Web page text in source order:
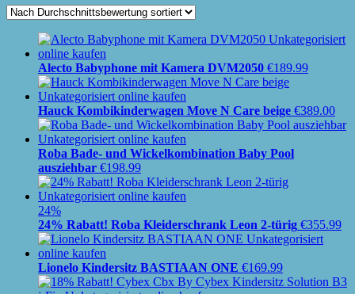
Alecto Babyphone mit Kamera DVM2050 €189.99
Hauck Kombikinderwagen Move N Care beige €389.00
Roba Bade- und Wickelkombination Baby Pool
ausziehbar €198.99
24%
24% Rabatt! Roba Kleiderschrank Leon 2-türig €355.99
Lionelo Kindersitz BASTIAAN ONE €169.99